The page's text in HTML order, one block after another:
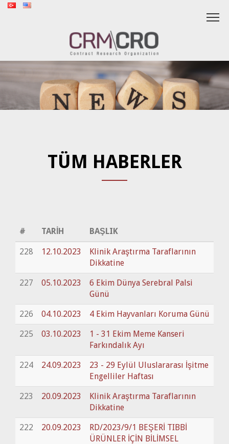
TÜM HABERLER
# TARİH BAŞLIK
228 12.10.2023
Klinik Araştırma Taraflarının
Dikkatine
227 05.10.2023
6 Ekim Dünya Serebral Palsi
Günü
226 04.10.2023 4 Ekim Hayvanları Koruma Günü
225 03.10.2023
1 - 31 Ekim Meme Kanseri
Farkındalık Ayı
224 24.09.2023
23 - 29 Eylül Uluslararası İşitme
Engelliler Haftası
223 20.09.2023
Klinik Araştırma Taraflarının
Dikkatine
222 20.09.2023
RD/2023/9/1 BEŞERİ TIBBİ
ÜRÜNLER İÇİN BİLİMSEL